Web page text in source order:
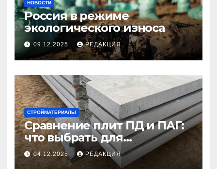
НОВОСТИ
Россия в режиме
экологического износа
09.12.2025 РЕДАКЦИЯ
СТРОЙМАТЕРИАЛЫ
Сравнение плит ПД и ПАГ:
что выбрать для
долговечного и прочного
покрытия
04.12.2025 РЕДАКЦИЯ